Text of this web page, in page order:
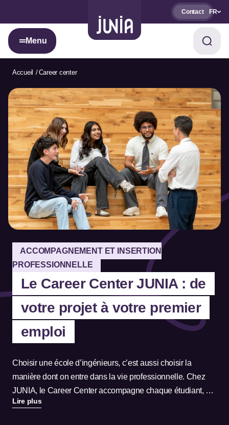
Contact FR
Menu
Accueil Career center
ACCOMPAGNEMENT ET INSERTION
PROFESSIONNELLE
Le Career Center JUNIA : de
votre projet à votre premier
emploi
Choisir une école d’ingénieurs, c’est aussi choisir la
manière dont on entre dans la vie professionnelle. Chez
JUNIA, le Career Center accompagne chaque étudiant, de
ses premières réflexions jusqu’à son insertion
Lire plus